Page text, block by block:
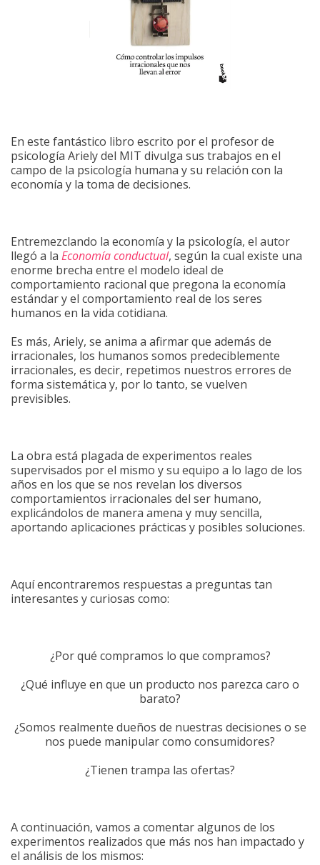
En este fantástico libro escrito por el profesor de
psicología Ariely del MIT divulga sus trabajos en el
campo de la psicología humana y su relación con la
economía y la toma de decisiones.
Entremezclando la economía y la psicología, el autor
llegó a la Economía conductual, según la cual existe una
enorme brecha entre el modelo ideal de
comportamiento racional que pregona la economía
estándar y el comportamiento real de los seres
humanos en la vida cotidiana.
Es más, Ariely, se anima a afirmar que además de
irracionales, los humanos somos predeciblemente
irracionales, es decir, repetimos nuestros errores de
forma sistemática y, por lo tanto, se vuelven
previsibles.
La obra está plagada de experimentos reales
supervisados por el mismo y su equipo a lo lago de los
años en los que se nos revelan los diversos
comportamientos irracionales del ser humano,
explicándolos de manera amena y muy sencilla,
aportando aplicaciones prácticas y posibles soluciones.
Aquí encontraremos respuestas a preguntas tan
interesantes y curiosas como:
¿Por qué compramos lo que compramos?
¿Qué influye en que un producto nos parezca caro o
barato?
¿Somos realmente dueños de nuestras decisiones o se
nos puede manipular como consumidores?
¿Tienen trampa las ofertas?
A continuación, vamos a comentar algunos de los
experimentos realizados que más nos han impactado y
el análisis de los mismos: